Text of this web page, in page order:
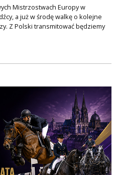
Mistrzostwach Europy w
a już w środę walkę o kolejne
Z Polski transmitować będziemy